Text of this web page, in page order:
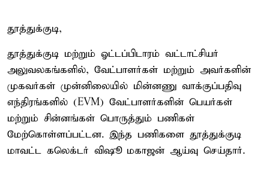
தூத்துக்குடி,
தூத்துக்குடி மற்றும் ஓட்டப்பிடாரம் வட்டாட்சியர்
அலுவலகங்களில், வேட்பாளர்கள் மற்றும் அவர்களின்
முகவர்கள் முன்னிலையில் மின்னணு வாக்குப்பதிவு
எந்திரங்களில் (EVM) வேட்பாளர்களின் பெயர்கள்
மற்றும் சின்னங்கள் பொருத்தும் பணிகள்
மேற்கொள்ளப்பட்டன. இந்த பணிகளை தூத்துக்குடி
மாவட்ட கலெக்டர் விஷூ மகாஜன் ஆய்வு செய்தார்.